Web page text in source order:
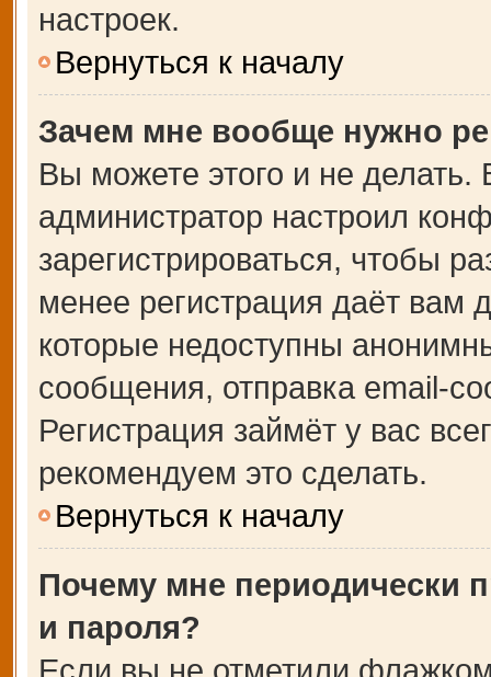
настроек.
Вернуться к началу
Зачем мне вообще нужно
Вы можете этого и не делать.
администратор настроил
зарегистрироваться, чтобы
менее регистрация даёт вам
которые недоступны
сообщения, отправка email-
Регистрация займёт у вас
рекомендуем это сделать.
Вернуться к началу
Почему мне периодически
и пароля?